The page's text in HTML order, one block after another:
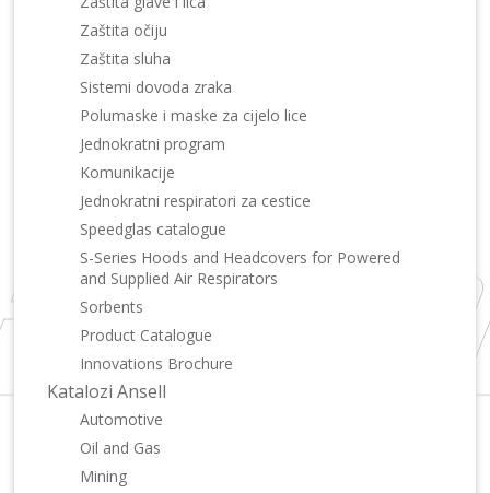
Zaštita očiju
Zaštita sluha
Sistemi dovoda zraka
Polumaske i maske za cijelo lice
Jednokratni program
Komunikacije
Jednokratni respiratori za cestice
Speedglas catalogue
S-Series Hoods and Headcovers for Powered
and Supplied Air Respirators
Sorbents
Product Catalogue
Innovations Brochure
Katalozi Ansell
Automotive
Oil and Gas
Mining